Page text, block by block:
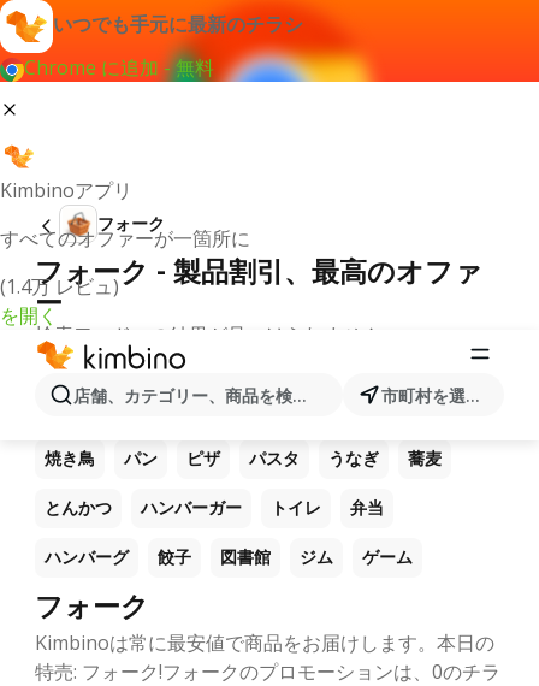
いつでも手元に最新のチラシ
Chrome に追加 - 無料
Kimbinoアプリ
すべてのオファーが一箇所に
(1.4万 レビュ)
を開く
店舗、カテゴリー、商品を検索... 市町村を選択します
フォーク
フォーク - 製品割引、最高のオファ
ー
検索ワードへの結果が見つけられません。
他のお気に入り製品
ラーメン コーヒー ご飯 電卓
焼き鳥 パン ピザ パスタ うなぎ 蕎麦
とんかつ ハンバーガー トイレ 弁当
ハンバーグ 餃子 図書館 ジム ゲーム
フォーク
Kimbinoは常に最安値で商品をお届けします。本日の
特売: フォーク!フォークのプロモーションは、0のチラ